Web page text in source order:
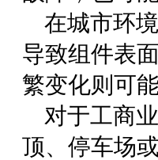
在城市环
导致组件表
繁变化则可
对于工商
顶、停车场